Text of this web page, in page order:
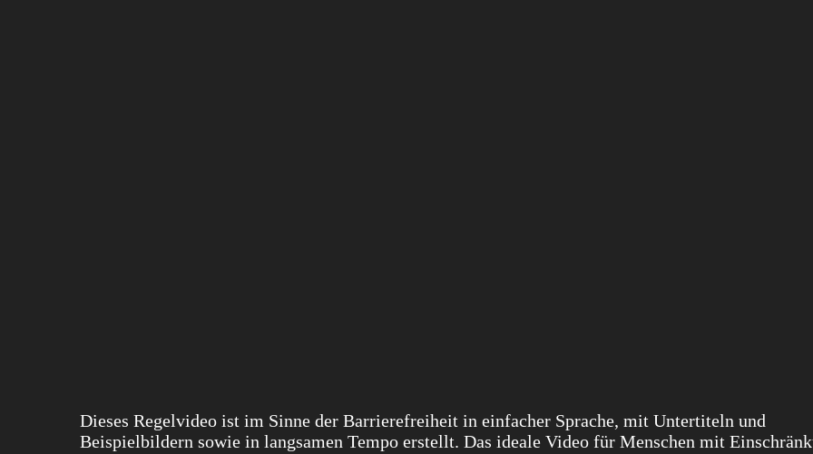
Dieses Regelvideo ist im Sinne der Barrierefreiheit in einfacher Sprache, mit Untertiteln und
Beispielbildern sowie in langsamen Tempo erstellt. Das ideale Video für Menschen mit